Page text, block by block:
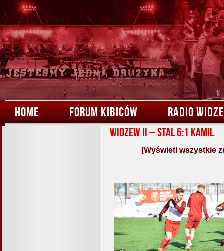
HOME FORUM KIBICÓW RADIO
Widzew II – Stal 6:1 Kamil
[Wyświetl wszystkie